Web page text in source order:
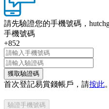
請先驗證您的手機號碼，
手機號碼
+852
獲取驗證碼
首次登記易賞錢帳戶，請按此。
驗證手機號碼